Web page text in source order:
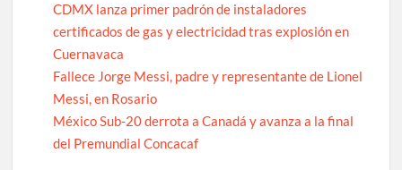
CDMX lanza primer padrón de instaladores
certificados de gas y electricidad tras explosión en
Cuernavaca
Fallece Jorge Messi, padre y representante de Lionel
Messi, en Rosario
México Sub-20 derrota a Canadá y avanza a la final
del Premundial Concacaf